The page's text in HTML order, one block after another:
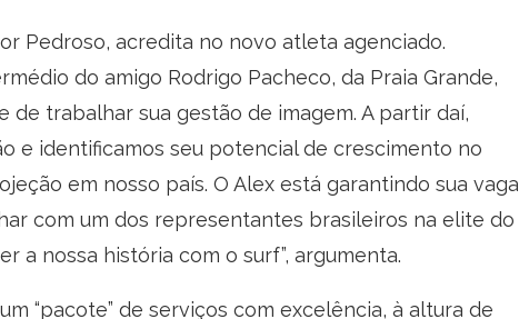
Pedroso, acredita no novo atleta agenciado.
do amigo Rodrigo Pacheco, da Praia Grande,
de trabalhar sua gestão de imagem. A partir daí,
e identificamos seu potencial de crescimento no
em nosso país. O Alex está garantindo sua vaga
com um dos representantes brasileiros na elite do
a nossa história com o surf”, argumenta.
“pacote” de serviços com excelência, à altura de